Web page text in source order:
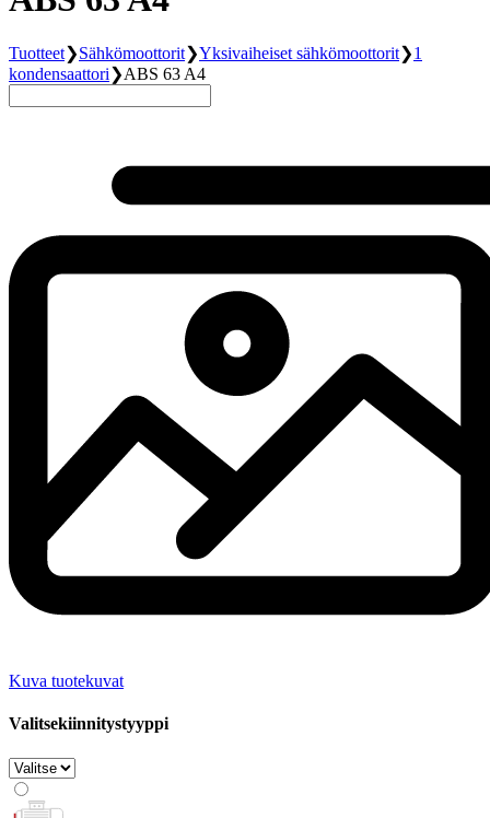
Tuotteet❯Sähkömoottorit❯Yksivaiheiset sähkömoottorit❯1
kondensaattori❯ABS 63 A4
Kuva tuotekuvat
Valitsekiinnitystyyppi